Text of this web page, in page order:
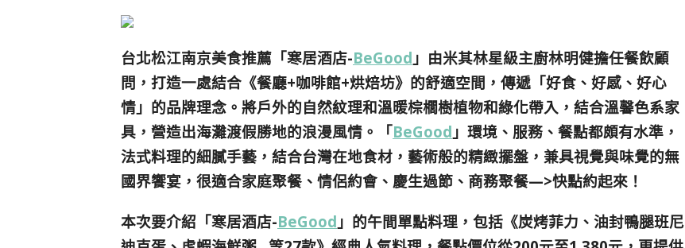
台北松江南京美食推薦「寒居酒店-BeGood 」由米其林星級主廚林明健擔任餐飲顧
問，打造一處結合《餐廳+咖啡館+烘焙坊》的舒適空間，傳遞「好食、好感、好心
情」的品牌理念。將戶外的自然紋理和溫暖棕櫚樹植物和綠化帶入，結合溫馨色系家
具，營造出海灘渡假勝地的浪漫風情。「BeGood 」環境、服務、餐點都頗有水準，
法式料理的細膩手藝，結合台灣在地食材，藝術般的精緻擺盤，兼具視覺與味覺的無
國界饗宴，很適合家庭聚餐、情侶約會、慶生過節、商務聚餐—>快點約起來！
本次要介紹「寒居酒店-BeGood 」的午間單點料理，包括 《炭烤菲力、油封鴨腿班尼